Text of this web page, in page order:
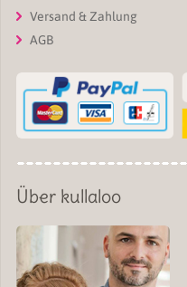
Versand & Zahlung
AGB
Über kullaloo